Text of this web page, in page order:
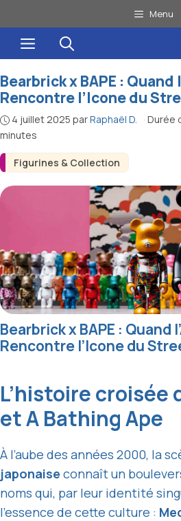
au
contenu
Menu
Menu
Figurines & Collection
Bearbrick x BAPE : Quand
Rencontre l’Icone du
4 juillet 2025 parRaphaël D. · Durée
minutes
Bearbrick x BAPE : Quand
Rencontre l’Icone du
L’histoire croisée
et A Bathing Ape
À l’aube des années 2000, la
japonaise connaît un
noms qui, par leur identité
l’essence de cette culture :